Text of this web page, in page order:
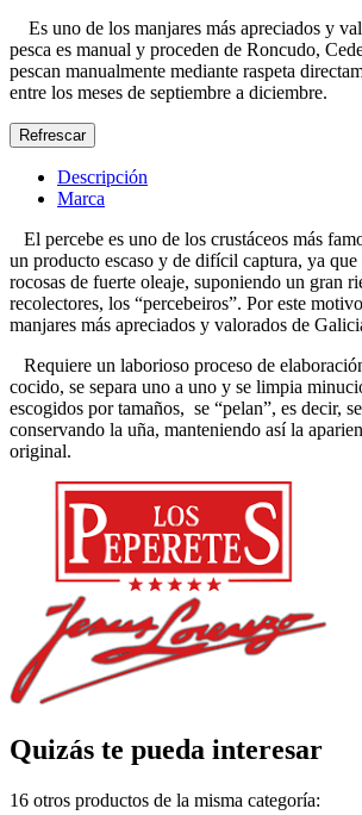
Es uno de los manjares más apreciados y
pesca es manual y proceden de Roncudo,
pescan manualmente mediante raspeta
entre los meses de septiembre a diciembre.
Descripción
Marca
El percebe es uno de los crustáceos más
un producto escaso y de difícil captura, ya que
rocosas de fuerte oleaje, suponiendo un gran
recolectores, los “percebeiros”. Por este
manjares más apreciados y valorados de
Requiere un laborioso proceso de
cocido, se separa uno a uno y se limpia
escogidos por tamaños, se “pelan”, es decir,
conservando la uña, manteniendo así la
original.
Quizás te pueda interesar
16 otros productos de la misma categoría: